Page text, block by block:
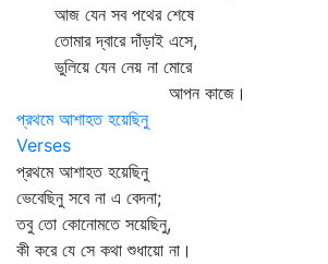
আজ যেন সব পথের শেষে
তোমার দ্বারে দাঁড়াই এসে,
ভুলিয়ে যেন নেয় না মোরে
আপন কাজে।
প্রথমে আশাহত হয়েছিনু
Verses
প্রথমে আশাহত হয়েছিনু
ভেবেছিনু সবে না এ বেদনা;
তবু তো কোনোমতে সয়েছিনু,
কী করে যে সে কথা শুধায়ো না।